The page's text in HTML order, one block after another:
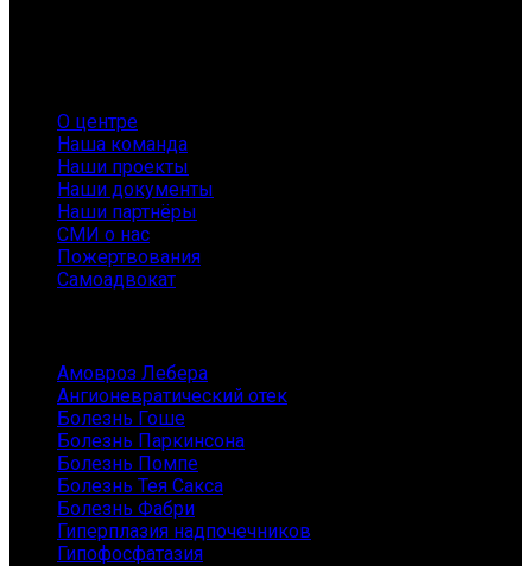
О центре
Наша команда
Наши проекты
Наши документы
Наши партнёры
СМИ о нас
Пожертвования
Самоадвокат
Амовроз Лебера
Ангионевратический отек
Болезнь Гоше
Болезнь Паркинсона
Болезнь Помпе
Болезнь Тея Сакса
Болезнь Фабри
Гиперплазия надпочечников
Гипофосфатазия